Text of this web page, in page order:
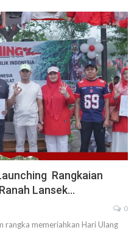
Rangkaian
Lansek…
0
rangka memeriahkan Hari Ulang